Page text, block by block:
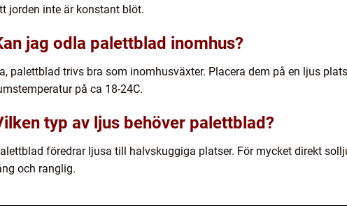
jorden inte är konstant blöt.
jag odla palettblad inomhus?
palettblad trivs bra som inomhusväxter. Placera dem på en ljus
på ca 18-24C.
typ av ljus behöver palettblad?
föredrar ljusa till halvskuggiga platser. För mycket direkt
och ranglig.